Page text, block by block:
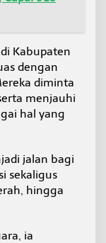
Kabupaten
dengan
diminta
menjauhi
hal yang
jalan bagi
sekaligus
hingga
ia